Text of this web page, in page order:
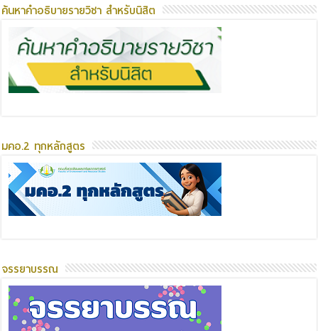
ค้นหาคำอธิบายรายวิชา สำหรับนิสิต
มคอ.2 ทุกหลักสูตร
จรรยาบรรณ